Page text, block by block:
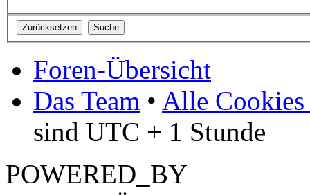
Foren-Übersicht
Das Team • Alle Cookies
sind UTC + 1 Stunde
POWERED_BY